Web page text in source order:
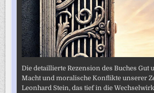
Die detaillierte Rezension des Buches Gut
Macht und moralische Konflikte unserer
Leonhard Stein, das tief in die